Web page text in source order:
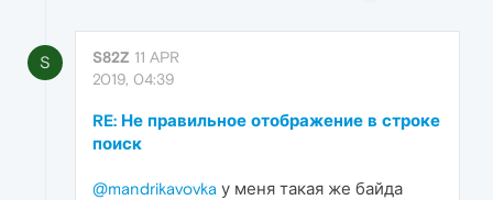
S S82Z 11 APR
2019, 04:39
RE: Не правильное отображение в строке
поиск
@mandrikavovka у меня такая же байда